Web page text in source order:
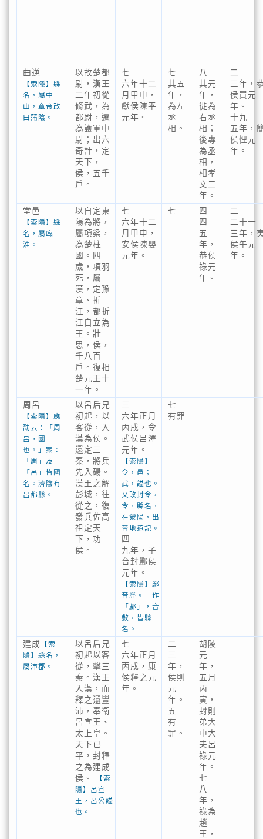
曲逆
【索隱】縣
名，屬中
山，章帝改
曰蒲陰。
以故楚都
尉，漢王
二年初從
脩武，為
都尉，遷
為護軍中
尉；出六
奇計，定
天下，
侯，五千
戶。
七
六年十二
月甲申，
獻侯陳平
元年。
七
其五
年，
為左
丞
相。
八
其元
年，
徙為
右丞
相；
後專
為丞
相，
相孝
文二
年。
二
三年，
侯買元
年。
十九
五年，
侯悝元
年。
堂邑
【索隱】縣
名，屬臨
淮。
以自定東
陽為將，
屬項梁，
為楚柱
國。四
歲，項羽
死，屬
漢，定豫
章、折
江，都折
江自立為
王。壯
思，侯，
千八百
戶。復相
楚元王十
一年。
七
六年十二
月甲申，
安侯陳嬰
元年。
七
四
四
五
年，
恭侯
祿元
年。
二
二十一
三年，
侯午元
年。
周呂
【索隱】應
劭云：「周
呂，國
也。」案：
「周」及
「呂」皆國
名。濟陰有
呂都縣。
以呂后兄
初起，以
客從，入
漢為侯。
還定三
秦，將兵
先入碭。
漢王之解
彭城，往
從之，復
發兵佐高
祖定天
下，功
侯。
三
六年正月
丙戌，令
武侯呂澤
元年。
【索隱】
令，邑；
武，謚也。
又改封令，
令，縣名，
在滎陽，出
晉地道記。
四
九年，子
台封酈侯
元年。
【索隱】酈
音歷。一作
「鄜」，音
敷，皆縣
名。
七
有罪
建成
【索
隱】縣名，
屬沛郡。
以呂后兄
初起以客
從，擊三
秦。漢王
入漢，而
釋之還豐
沛，奉衞
呂宣王、
太上皇。
天下已
平，封釋
之為建成
侯。
【索
隱】呂宣
王，呂公謚
也。
七
六年正月
丙戌，康
侯釋之元
年。
二
三
年，
侯則
元
年。
五
有
罪。
胡陵
元
年，
五月
丙
寅，
封則
弟大
中大
夫呂
祿元
年。
七
八
年，
祿為
趙
王，